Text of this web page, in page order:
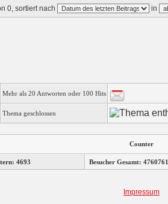
0, sortiert nach in
Mehr als 20 Antworten oder 100 Hits
Thema geschlossen
Counter
4693 Besucher Gesamt: 4760761
Impressum